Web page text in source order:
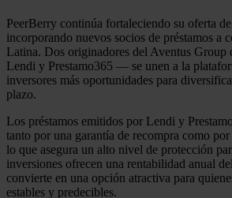
PeerBerry continúa fortaleciendo su oferta
incorporando nuevos socios de préstamos a
Latina. Dos originadores del Aventus
Lendi y Prestamo365 — se unen a la
inversores más oportunidades para
plazo.
Los préstamos emitidos por Lendi y
tanto por una garantía de recompra como
lo que asegura un alto nivel de protección
inversiones ofrecen una rentabilidad anual
convierte en una opción atractiva para
estables y predecibles.